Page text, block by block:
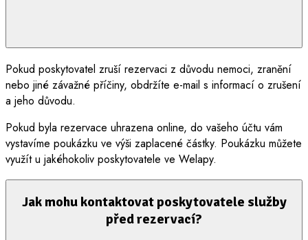
Pokud poskytovatel zruší rezervaci z důvodu nemoci, zranění
nebo jiné závažné příčiny, obdržíte e-mail s informací o zrušení
a jeho důvodu.
Pokud byla rezervace uhrazena online, do vašeho účtu vám
vystavíme poukázku ve výši zaplacené částky. Poukázku můžete
využít u jakéhokoliv poskytovatele ve Welapy.
Jak mohu kontaktovat poskytovatele služby
před rezervací?